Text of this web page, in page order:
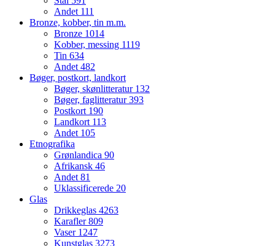
Andet 111
Bronze, kobber, tin m.m.
Bronze 1014
Kobber, messing 1119
Tin 634
Andet482
Bøger, postkort, landkort
Bøger, skønlitteratur 132
Bøger, faglitteratur393
Postkort 190
Landkort 113
Andet 105
Etnografika
Grønlandica 90
Afrikansk 46
Andet81
Uklassificerede 20
Glas
Drikkeglas 4263
Karafler809
Vaser 1247
Kunstglas 3273